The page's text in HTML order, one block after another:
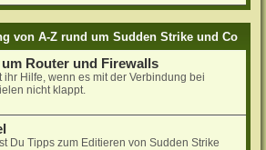
von A-Z rund um Sudden Strike und Co
Router und Firewalls
ihr Hilfe, wenn es mit der Verbindung bei
nicht klappt.
Du Tipps zum Editieren von Sudden Strike